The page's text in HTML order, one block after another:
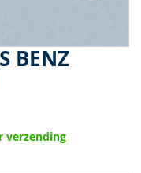
BENZ
verzending